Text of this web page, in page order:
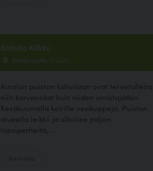
Kahvila Kiikku
Ainolanpolku 1, Oulu
Ainolan puiston kahvilaan ovat tervetulleita
niin karvanokat kuin niiden omistajatkin.
Kesäkuumalla koirille vesikuppeja. Puiston
alueella leikkii ja ulkoilee paljon
lapsiperheitä,...